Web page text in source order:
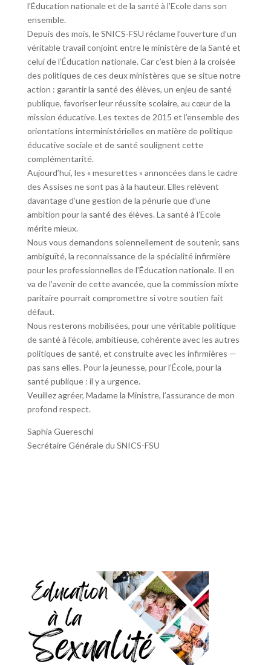
l’Éducation nationale et de la santé à l’Ecole dans son
ensemble.
Depuis des mois, le SNICS-FSU réclame l’ouverture d’un
véritable travail conjoint entre le ministère de la Santé et
celui de l’Éducation nationale. Car c’est bien à la croisée
des politiques de ces deux ministères que se situe notre
action : garantir la santé des élèves, un enjeu de santé
publique, favoriser leur réussite scolaire, au cœur de la
mission éducative. Les textes de 2015 et l’ensemble des
orientations interministérielles en matière de politique
éducative sociale et de santé soulignent cette
complémentarité.
Aujourd’hui, les « mesurettes » annoncées dans le cadre
des Assises ne sont pas à la hauteur. Elles relèvent
davantage d’une gestion de la pénurie que d’une
ambition pour la santé des élèves. La santé à l’Ecole
mérite mieux.
Nous vous demandons solennellement de soutenir, sans
ambiguïté, la reconnaissance de la spécialité infirmière
pour les professionnelles de l’Éducation nationale. Il en
va de l’avenir de cette avancée, que la commission mixte
paritaire pourrait compromettre si votre soutien fait
défaut.
Nous resterons mobilisées, pour une véritable politique
de santé à l’école, ambitieuse, cohérente avec les autres
politiques de santé, et construite avec les infirmières —
pas sans elles. Pour la jeunesse, pour l’École, pour la
santé publique : il y a urgence.
Veuillez agréer, Madame la Ministre, l’assurance de mon
profond respect.
Saphia Guereschi
Secrétaire Générale du SNICS-FSU